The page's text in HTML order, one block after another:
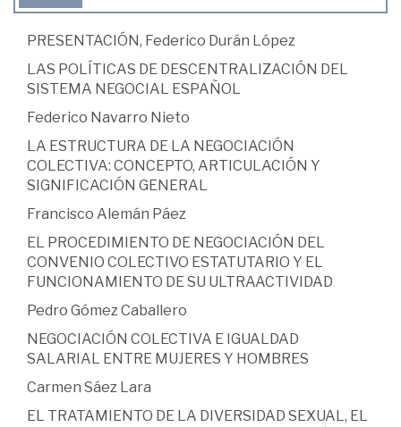
PRESENTACIÓN, Federico Durán López
LAS POLÍTICAS DE DESCENTRALIZACIÓN DEL
SISTEMA NEGOCIAL ESPAÑOL
Federico Navarro Nieto
LA ESTRUCTURA DE LA NEGOCIACIÓN
COLECTIVA: CONCEPTO, ARTICULACIÓN Y
SIGNIFICACIÓN GENERAL
Francisco Alemán Páez
EL PROCEDIMIENTO DE NEGOCIACIÓN DEL
CONVENIO COLECTIVO ESTATUTARIO Y EL
FUNCIONAMIENTO DE SU ULTRAACTIVIDAD
Pedro Gómez Caballero
NEGOCIACIÓN COLECTIVA E IGUALDAD
SALARIAL ENTRE MUJERES Y HOMBRES
Carmen Sáez Lara
EL TRATAMIENTO DE LA DIVERSIDAD SEXUAL, EL